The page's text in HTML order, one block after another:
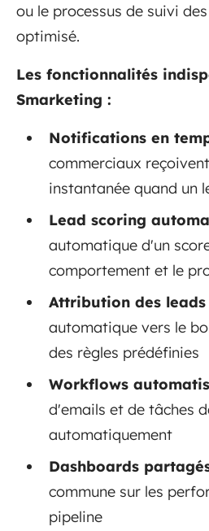
ou le processus de suivi
optimisé.
Les fonctionnalités
Smarketing :
Notifications en
commerciaux
instantanée quand un
Lead scoring
automatique d'un
comportement et le
Attribution des leads
automatique vers le
des règles prédéfinies
Workflows
d'emails et de tâches
automatiquement
Dashboards
commune sur les
pipeline